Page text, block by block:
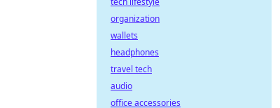
organization
wallets
headphones
travel tech
audio
office accessories